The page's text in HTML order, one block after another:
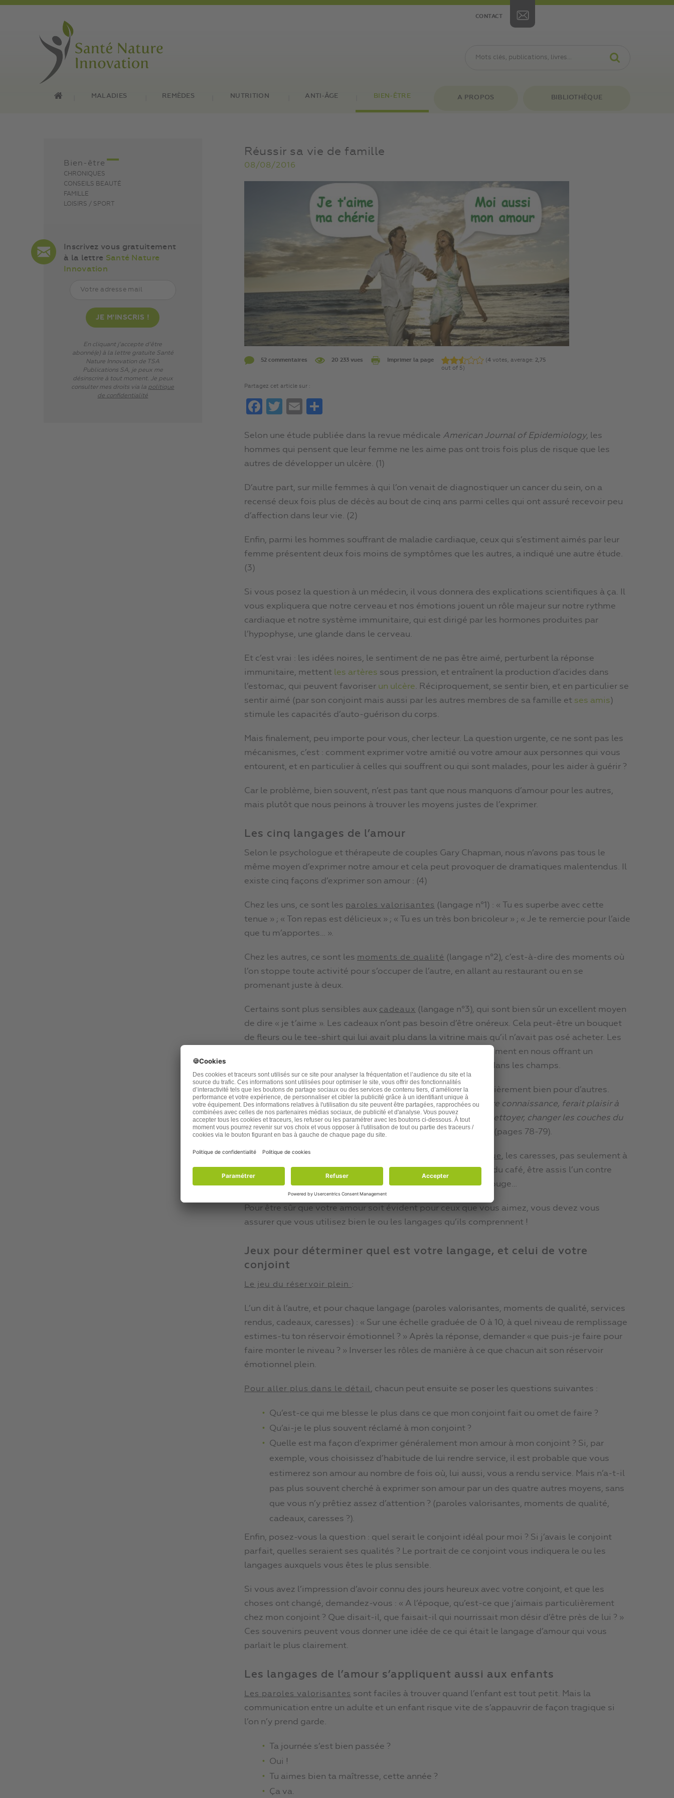
CONTACT
MALADIES REMÈDES NUTRITION ANTI-ÂGE BIEN-ÊTRE A PROPOS BIBLIOTHÈQUE
Bien-être
CHRONIQUES
CONSEILS BEAUTÉ
FAMILLE
LOISIRS / SPORT
Inscrivez vous gratuitement
à la lettre Santé Nature
Innovation
En cliquant j’accepte d’être
abonné(e) à la lettre gratuite Santé
Nature Innovation de TSA
Publications SA, je peux me
désinscrire à tout moment. Je peux
consulter mes droits via la politique
de confidentialité
Réussir sa vie de famille
08/08/2016
52 commentaires 20 233 vues Imprimer la page (4 votes, average: 2,75
out of 5)
Partagez cet article sur :
FacebookTwitterEmail
Selon une étude publiée dans la revue médicale American Journal of Epidemiology, les
hommes qui pensent que leur femme ne les aime pas ont trois fois plus de risque que les
autres de développer un ulcère. (1)
D’autre part, sur mille femmes à qui l’on venait de diagnostiquer un cancer du sein, on a
recensé deux fois plus de décès au bout de cinq ans parmi celles qui ont assuré recevoir peu
d’affection dans leur vie. (2)
Enfin, parmi les hommes souffrant de maladie cardiaque, ceux qui s’estiment aimés par leur
femme présentent deux fois moins de symptômes que les autres, a indiqué une autre étude.
(3)
Si vous posez la question à un médecin, il vous donnera des explications scientifiques à ça. Il
vous expliquera que notre cerveau et nos émotions jouent un rôle majeur sur notre rythme
cardiaque et notre système immunitaire, qui est dirigé par les hormones produites par
l’hypophyse, une glande dans le cerveau.
Et c’est vrai : les idées noires, le sentiment de ne pas être aimé, perturbent la réponse
immunitaire, mettent les artères sous pression, et entraînent la production d’acides dans
l’estomac, qui peuvent favoriser un ulcère. Réciproquement, se sentir bien, et en particulier se
sentir aimé (par son conjoint mais aussi par les autres membres de sa famille et ses amis)
stimule les capacités d’auto-guérison du corps.
Mais finalement, peu importe pour vous, cher lecteur. La question urgente, ce ne sont pas les
mécanismes, c’est : comment exprimer votre amitié ou votre amour aux personnes qui vous
entourent, et en particulier à celles qui souffrent ou qui sont malades, pour les aider à guérir ?
Car le problème, bien souvent, n’est pas tant que nous manquons d’amour pour les autres,
mais plutôt que nous peinons à trouver les moyens justes de l’exprimer.
Les cinq langages de l’amour
Selon le psychologue et thérapeute de couples Gary Chapman, nous n’avons pas tous le
même moyen d’exprimer notre amour et cela peut provoquer de dramatiques malentendus. Il
existe cinq façons d’exprimer son amour : (4)
Chez les uns, ce sont les paroles valorisantes (langage n°1) : « Tu es superbe avec cette
tenue » ; « Ton repas est délicieux » ; « Tu es un très bon bricoleur » ; « Je te remercie pour l’aide
que tu m’apportes… ».
Chez les autres, ce sont les moments de qualité (langage n°2), c’est-à-dire des moments où
l’on stoppe toute activité pour s’occuper de l’autre, en allant au restaurant ou en se
promenant juste à deux.
Certains sont plus sensibles aux cadeaux (langage n°3), qui sont bien sûr un excellent moyen
de dire « je t’aime ». Les cadeaux n’ont pas besoin d’être onéreux. Cela peut-être un bouquet
de fleurs ou le tee-shirt qui lui avait plu dans la vitrine mais qu’il n’avait pas osé acheter. Les
enfants n’hésitent d’ailleurs pas à nous montrer qu’ils nous aiment en nous offrant un
bricolage fait de leur main ou un bouquet de fleurs cueillies dans les champs.
Rendre service(langage n°4) est une clé qui marche particulièrement bien pour d’autres.
Gary Chapman explique : «J’entends par là tout ce qui, à votre connaissance, ferait plaisir à
votre conjoint : cuisiner, mettre la table, passer l’aspirateur, nettoyer, changer les couches du
bébé, repeindre la chambre à coucher, entretenir la voiture.
» (pages 78-79).
Enfin, le cinquième langage, c’est bien sûr le toucher physique, les caresses, pas seulement à
visée sexuelle : main posée sur celle du conjoint au moment du café, être assis l’un contre
l’autre en regardant la télévision, s’embrasser à chaque feu rouge…
Pour être sûr que votre amour soit évident pour ceux que vous aimez, vous devez vous
assurer que vous utilisez bien le ou les langages qu’ils comprennent !
Jeux pour déterminer quel est votre langage, et celui de votre
conjoint
Le jeu du réservoir plein :
L’un dit à l’autre, et pour chaque langage (paroles valorisantes, moments de qualité, services
rendus, cadeaux, caresses) : « Sur une échelle graduée de 0 à 10, à quel niveau de remplissage
estimes-tu ton réservoir émotionnel ? » Après la réponse, demander « que puis-je faire pour
faire monter le niveau ? » Inverser les rôles de manière à ce que chacun ait son réservoir
émotionnel plein.
Pour aller plus dans le détail, chacun peut ensuite se poser les questions suivantes :
Qu’est-ce qui me blesse le plus dans ce que mon conjoint fait ou omet de faire ?
Qu’ai-je le plus souvent réclamé à mon conjoint ?
Quelle est ma façon d’exprimer généralement mon amour à mon conjoint ? Si, par
exemple, vous choisissez d’habitude de lui rendre service, il est probable que vous
estimerez son amour au nombre de fois où, lui aussi, vous a rendu service. Mais n’a-t-il
pas plus souvent cherché à exprimer son amour par un des quatre autres moyens, sans
que vous n’y prêtiez assez d’attention ? (paroles valorisantes, moments de qualité,
cadeaux, caresses ?).
Enfin, posez-vous la question : quel serait le conjoint idéal pour moi ? Si j’avais le conjoint
parfait, quelles seraient ses qualités ? Le portrait de ce conjoint vous indiquera le ou les
langages auxquels vous êtes le plus sensible.
Si vous avez l’impression d’avoir connu des jours heureux avec votre conjoint, et que les
choses ont changé, demandez-vous : « A l’époque, qu’est-ce que j’aimais particulièrement
chez mon conjoint ? Que disait-il, que faisait-il qui nourrissait mon désir d’être près de lui ? »
Ces souvenirs peuvent vous donner une idée de ce qui était le langage d’amour qui vous
parlait le plus clairement.
Les langages de l’amour s’appliquent aussi aux enfants
Les paroles valorisantes sont faciles à trouver quand l’enfant est tout petit. Mais la
communication entre un adulte et un enfant risque vite de s’appauvrir de façon tragique si
l’on n’y prend garde.
Ta journée s’est bien passée ?
Oui !
Tu aimes bien ta maîtresse, cette année ?
Ça va.